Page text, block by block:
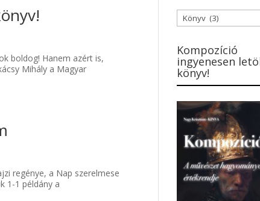
boldog! Hanem azért is,
Mihály a Magyar
regénye, a Nap szerelmese
1-1 példány a
Blogbejegyzések
kategóriái
Kompozíció
ingyenesen
könyv!